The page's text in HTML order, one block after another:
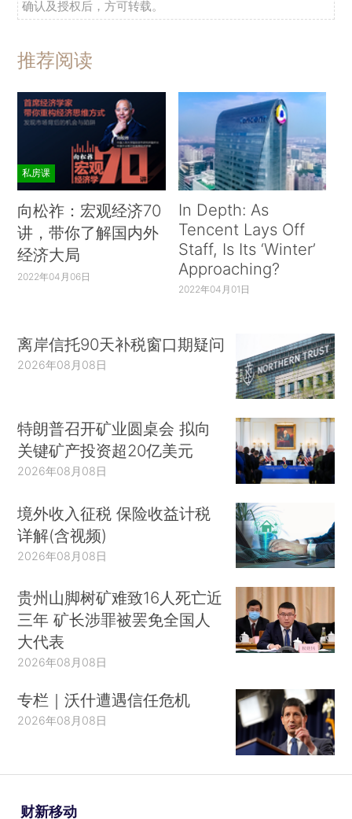
确认及授权后，方可转载。
推荐阅读
私房课
向松祚：宏观经济70
讲，带你了解国内外
经济大局
2022年04月06日
In Depth: As
Tencent Lays Off
Staff, Is Its ‘Winter’
Approaching?
2022年04月01日
离岸信托90天补税窗口期疑问
2026年08月08日
特朗普召开矿业圆桌会 拟向
关键矿产投资超20亿美元
2026年08月08日
境外收入征税 保险收益计税
详解(含视频)
2026年08月08日
贵州山脚树矿难致16人死亡近
三年 矿长涉罪被罢免全国人
大代表
2026年08月08日
专栏｜沃什遭遇信任危机
2026年08月08日
财新移动